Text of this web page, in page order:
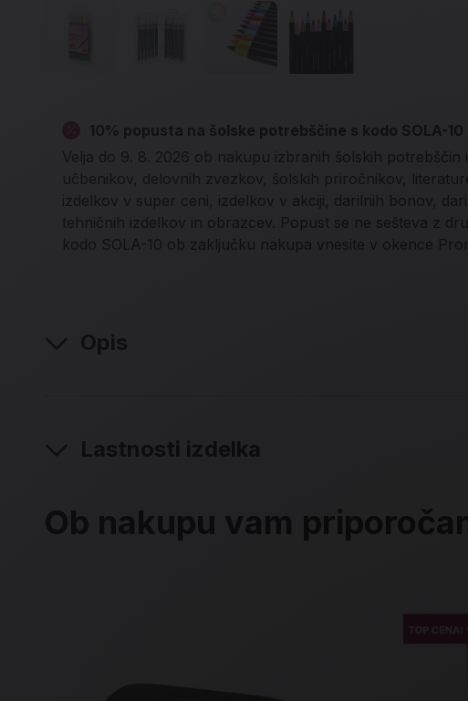
10% popusta na šolske potrebščine s kodo SOLA-10
Velja do 9. 8. 2026 ob nakupu izbranih šolskih potrebščin
učbenikov, delovnih zvezkov, šolskih priročnikov,
izdelkov v super ceni, izdelkov v akciji, darilnih bonov,
tehničnih izdelkov in obrazcev. Popust se ne sešteva z
kodo SOLA-10 ob zaključku nakupa vnesite v okence
Opis
Lastnosti izdelka
Ob nakupu vam